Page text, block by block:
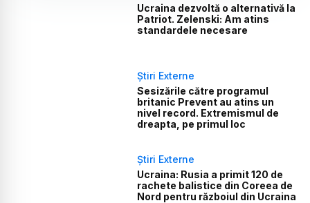
Ucraina dezvoltă o alternativă la
Patriot. Zelenski: Am atins
standardele necesare
Știri Externe
Sesizările către programul
britanic Prevent au atins un
nivel record. Extremismul de
dreapta, pe primul loc
Știri Externe
Ucraina: Rusia a primit 120 de
rachete balistice din Coreea de
Nord pentru războiul din Ucraina